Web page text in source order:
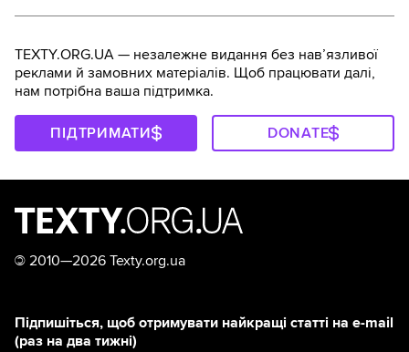
TEXTY.ORG.UA — незалежне видання без навʼязливої
реклами й замовних матеріалів. Щоб працювати далі,
нам потрібна ваша підтримка.
ПІДТРИМАТИ DONATE
© 2010—2026 Texty.org.ua
Підпишіться, щоб отримувати найкращі статті на e-mail
(раз на два тижні)